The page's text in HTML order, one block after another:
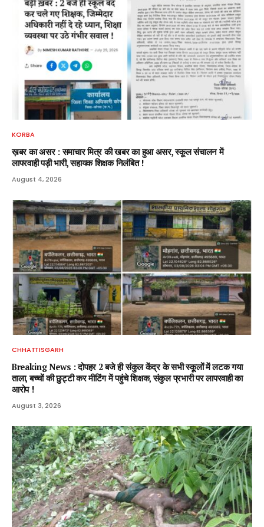
KORBA
ख़बर का असर : समाचार मित्र की खबर का हुआ असर, स्कूल संचालन में
लापरवाही पड़ी भारी, सहायक शिक्षक निलंबित !
August 4, 2026
CHHATTISGARH
Breaking News : दोपहर 2 बजे ही संकुल केंद्र के सभी स्कूलों में लटक गया
ताला, बच्चों की छुट्टी कर मीटिंग में पहुंचे शिक्षक, संकुल प्रभारी पर लापरवाही का
आरोप !
August 3, 2026